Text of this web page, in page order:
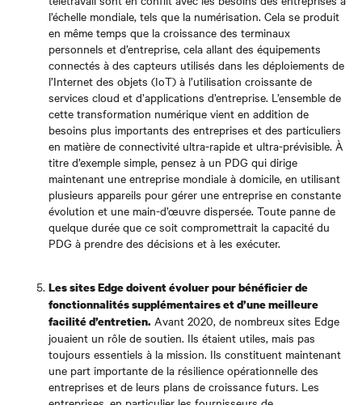
l’échelle mondiale, tels que la numérisation. Cela se produit
en même temps que la croissance des terminaux
personnels et d’entreprise, cela allant des équipements
connectés à des capteurs utilisés dans les déploiements de
l’Internet des objets (IoT) à l’utilisation croissante de
services cloud et d’applications d’entreprise. L’ensemble de
cette transformation numérique vient en addition de
besoins plus importants des entreprises et des particuliers
en matière de connectivité ultra-rapide et ultra-prévisible. À
titre d’exemple simple, pensez à un PDG qui dirige
maintenant une entreprise mondiale à domicile, en utilisant
plusieurs appareils pour gérer une entreprise en constante
évolution et une main-d’œuvre dispersée. Toute panne de
quelque durée que ce soit compromettrait la capacité du
PDG à prendre des décisions et à les exécuter.
Les sites Edge doivent évoluer pour bénéficier de
fonctionnalités supplémentaires et d’une meilleure
facilité d’entretien. Avant 2020, de nombreux sites Edge
jouaient un rôle de soutien. Ils étaient utiles, mais pas
toujours essentiels à la mission. Ils constituent maintenant
une part importante de la résilience opérationnelle des
entreprises et de leurs plans de croissance futurs. Les